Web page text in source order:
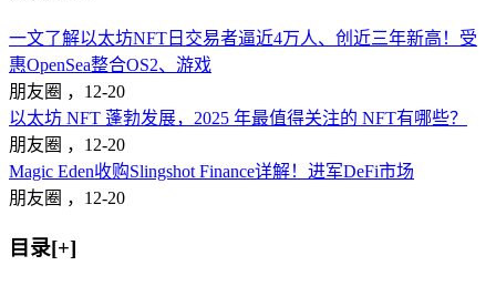
一文了解以太坊NFT日交易者逼近4万人、创近三年新高！受
惠OpenSea整合OS2、游戏
朋友圈 ， 12-20
以太坊 NFT 蓬勃发展，2025 年最值得关注的 NFT有哪些？
朋友圈 ， 12-20
Magic Eden收购Slingshot Finance详解！进军DeFi市场
朋友圈 ， 12-20
目录[+]